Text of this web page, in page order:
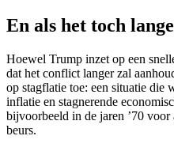
En als het toch
Hoewel Trump inzet op een
dat het conflict langer zal
op stagflatie toe: een situatie die
inflatie en stagnerende
bijvoorbeeld in de jaren ’70
beurs.